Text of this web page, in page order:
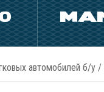
автомобилей б/у /